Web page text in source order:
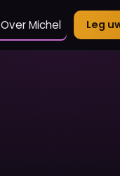
Over Michel Leg